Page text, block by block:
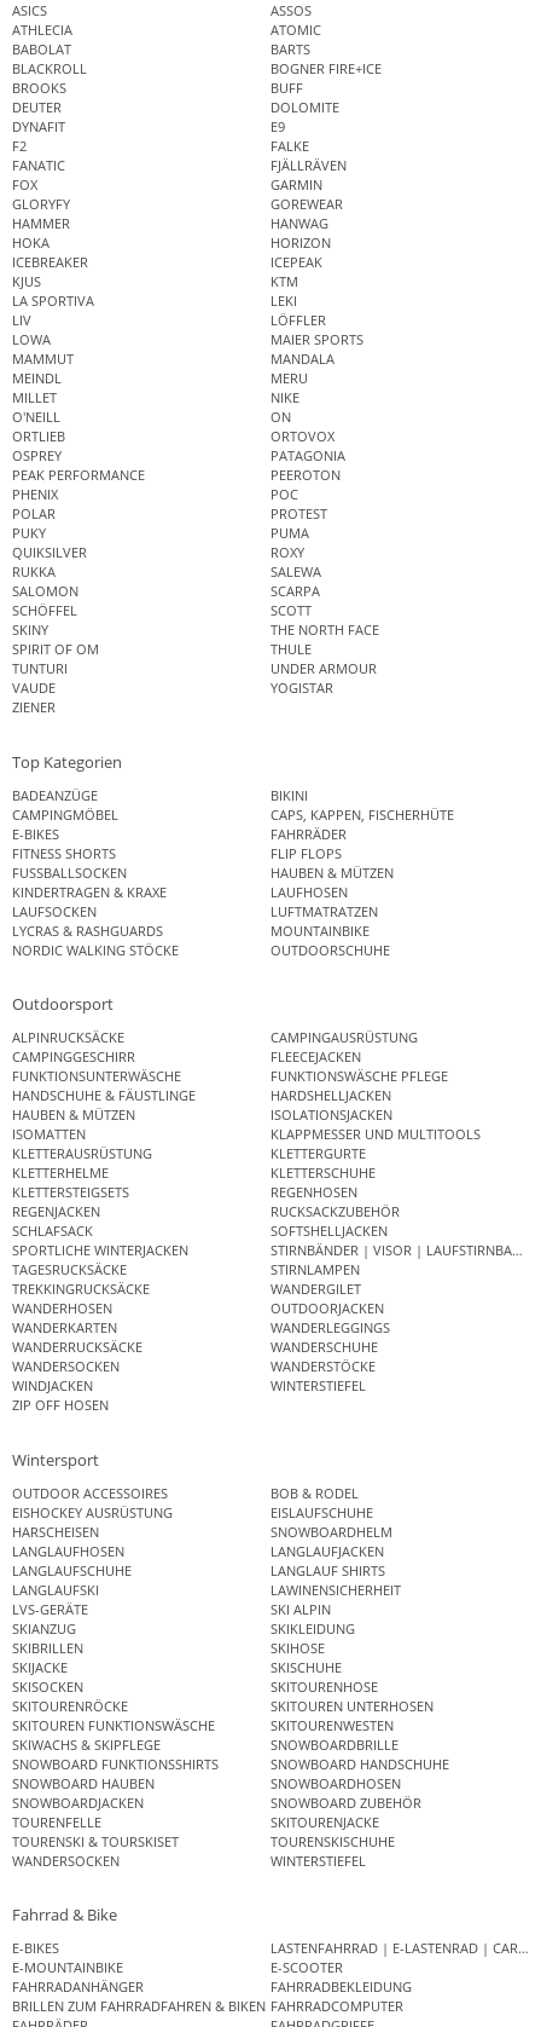
ASICS
ASSOS
ATHLECIA
ATOMIC
BABOLAT
BARTS
BLACKROLL
BOGNER FIRE+ICE
BROOKS
BUFF
DEUTER
DOLOMITE
DYNAFIT
E9
F2
FALKE
FANATIC
FJÄLLRÄVEN
FOX
GARMIN
GLORYFY
GOREWEAR
HAMMER
HANWAG
HOKA
HORIZON
ICEBREAKER
ICEPEAK
KJUS
KTM
LA SPORTIVA
LEKI
LIV
LÖFFLER
LOWA
MAIER SPORTS
MAMMUT
MANDALA
MEINDL
MERU
MILLET
NIKE
O'NEILL
ON
ORTLIEB
ORTOVOX
OSPREY
PATAGONIA
PEAK PERFORMANCE
PEEROTON
PHENIX
POC
POLAR
PROTEST
PUKY
PUMA
QUIKSILVER
ROXY
RUKKA
SALEWA
SALOMON
SCARPA
SCHÖFFEL
SCOTT
SKINY
THE NORTH FACE
SPIRIT OF OM
THULE
TUNTURI
UNDER ARMOUR
VAUDE
YOGISTAR
ZIENER
Top Kategorien
BADEANZÜGE
BIKINI
CAMPINGMÖBEL
CAPS, KAPPEN, FISCHERHÜTE
E-BIKES
FAHRRÄDER
FITNESS SHORTS
FLIP FLOPS
FUSSBALLSOCKEN
HAUBEN & MÜTZEN
KINDERTRAGEN & KRAXE
LAUFHOSEN
LAUFSOCKEN
LUFTMATRATZEN
LYCRAS & RASHGUARDS
MOUNTAINBIKE
NORDIC WALKING STÖCKE
OUTDOORSCHUHE
Outdoorsport
ALPINRUCKSÄCKE
CAMPINGAUSRÜSTUNG
CAMPINGGESCHIRR
FLEECEJACKEN
FUNKTIONSUNTERWÄSCHE
FUNKTIONSWÄSCHE PFLEGE
HANDSCHUHE & FÄUSTLINGE
HARDSHELLJACKEN
HAUBEN & MÜTZEN
ISOLATIONSJACKEN
ISOMATTEN
KLAPPMESSER UND MULTITOOLS
KLETTERAUSRÜSTUNG
KLETTERGURTE
KLETTERHELME
KLETTERSCHUHE
KLETTERSTEIGSETS
REGENHOSEN
REGENJACKEN
RUCKSACKZUBEHÖR
SCHLAFSACK
SOFTSHELLJACKEN
SPORTLICHE WINTERJACKEN
STIRNBÄNDER | VISOR | LAUFSTIRNBAND
TAGESRUCKSÄCKE
STIRNLAMPEN
TREKKINGRUCKSÄCKE
WANDERGILET
WANDERHOSEN
OUTDOORJACKEN
WANDERKARTEN
WANDERLEGGINGS
WANDERRUCKSÄCKE
WANDERSCHUHE
WANDERSOCKEN
WANDERSTÖCKE
WINDJACKEN
WINTERSTIEFEL
ZIP OFF HOSEN
Wintersport
OUTDOOR ACCESSOIRES
BOB & RODEL
EISHOCKEY AUSRÜSTUNG
EISLAUFSCHUHE
HARSCHEISEN
SNOWBOARDHELM
LANGLAUFHOSEN
LANGLAUFJACKEN
LANGLAUFSCHUHE
LANGLAUF SHIRTS
LANGLAUFSKI
LAWINENSICHERHEIT
LVS-GERÄTE
SKI ALPIN
SKIANZUG
SKIKLEIDUNG
SKIBRILLEN
SKIHOSE
SKIJACKE
SKISCHUHE
SKISOCKEN
SKITOURENHOSE
SKITOURENRÖCKE
SKITOUREN UNTERHOSEN
SKITOUREN FUNKTIONSWÄSCHE
SKITOURENWESTEN
SKIWACHS & SKIPFLEGE
SNOWBOARDBRILLE
SNOWBOARD FUNKTIONSSHIRTS
SNOWBOARD HANDSCHUHE
SNOWBOARD HAUBEN
SNOWBOARDHOSEN
SNOWBOARDJACKEN
SNOWBOARD ZUBEHÖR
TOURENFELLE
SKITOURENJACKE
TOURENSKI & TOURSKISET
TOURENSKISCHUHE
WANDERSOCKEN
WINTERSTIEFEL
Fahrrad & Bike
E-BIKES
LASTENFAHRRAD | E-LASTENRAD |
E-MOUNTAINBIKE
E-SCOOTER
FAHRRADANHÄNGER
FAHRRADBEKLEIDUNG
BRILLEN ZUM FAHRRADFAHREN & BIKEN FAHRRADCOMPUTER